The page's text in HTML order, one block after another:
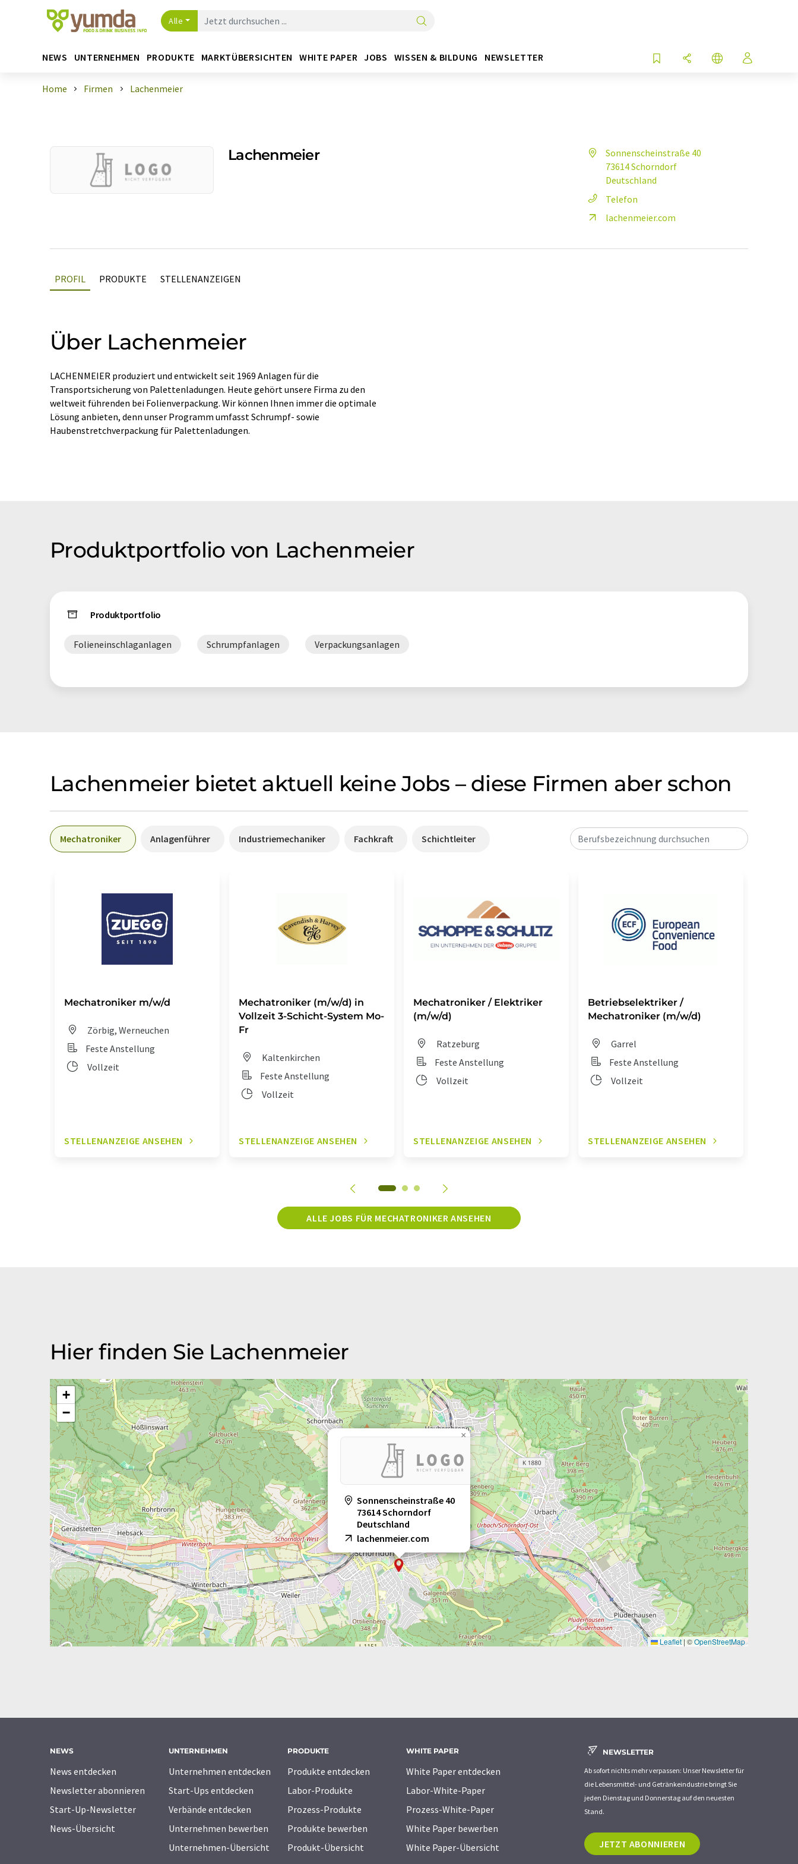
Alle
NEWS UNTERNEHMEN PRODUKTE MARKTÜBERSICHTEN WHITE PAPER JOBS WISSEN & BILDUNG NEWSLETTER
Home Firmen Lachenmeier
Lachenmeier
Sonnenscheinstraße 40
73614 Schorndorf
Deutschland
Telefon
lachenmeier.com
PROFIL PRODUKTE STELLENANZEIGEN
Über Lachenmeier
LACHENMEIER produziert und entwickelt seit 1969 Anlagen für die
Transportsicherung von Palettenladungen. Heute gehört unsere Firma zu den
weltweit führenden bei Folienverpackung. Wir können Ihnen immer die optimale
Lösung anbieten, denn unser Programm umfasst Schrumpf- sowie
Haubenstretchverpackung für Palettenladungen.
Produktportfolio von Lachenmeier
Produktportfolio
Folieneinschlaganlagen Schrumpfanlagen Verpackungsanlagen
Lachenmeier bietet aktuell keine Jobs – diese Firmen aber schon
Mechatroniker Anlagenführer Industriemechaniker Fachkraft Schichtleiter Berufsbezeichnung durchsuchen
Mechatroniker m/w/d
Zörbig, Werneuchen
Feste Anstellung
Vollzeit
STELLENANZEIGE ANSEHEN
Mechatroniker (m/w/d) in
Vollzeit 3-Schicht-System Mo-
Fr
Kaltenkirchen
Feste Anstellung
Vollzeit
STELLENANZEIGE ANSEHEN
Mechatroniker / Elektriker
(m/w/d)
Ratzeburg
Feste Anstellung
Vollzeit
STELLENANZEIGE ANSEHEN
Betriebselektriker /
Mechatroniker (m/w/d)
Garrel
Feste Anstellung
Vollzeit
STELLENANZEIGE ANSEHEN
ALLE JOBS FÜR MECHATRONIKER ANSEHEN
Hier finden Sie Lachenmeier
Sonnenscheinstraße 40
73614 Schorndorf
Deutschland
lachenmeier.com
×
+
−
Leaflet | ©OpenStreetMap
NEWS
News entdecken
Newsletter abonnieren
Start-Up-Newsletter
News-Übersicht
UNTERNEHMEN
Unternehmen entdecken
Start-Ups entdecken
Verbände entdecken
Unternehmen bewerben
Unternehmen-Übersicht
PRODUKTE
Produkte entdecken
Labor-Produkte
Prozess-Produkte
Produkte bewerben
Produkt-Übersicht
WHITE PAPER
White Paper entdecken
Labor-White-Paper
Prozess-White-Paper
White Paper bewerben
White Paper-Übersicht
NEWSLETTER
Ab sofort nichts mehr verpassen: Unser Newsletter für
die Lebensmittel- und Getränkeindustrie bringt Sie
jeden Dienstag und Donnerstag auf den neuesten
Stand.
JETZT ABONNIEREN